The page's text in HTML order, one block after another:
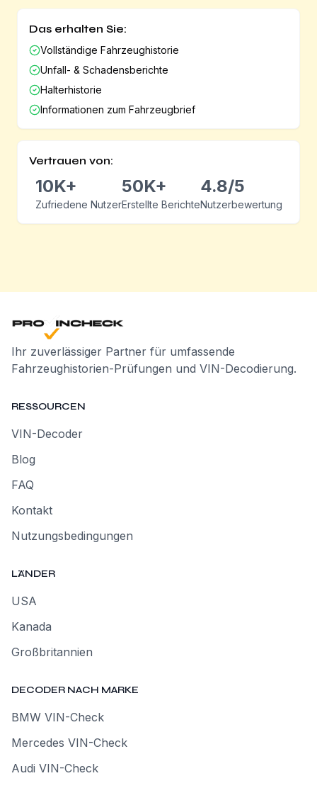
Das erhalten Sie:
Vollständige Fahrzeughistorie
Unfall- & Schadensberichte
Halterhistorie
Informationen zum Fahrzeugbrief
Vertrauen von:
10K+
Zufriedene Nutzer
50K+
Erstellte Berichte
4.8/5
Nutzerbewertung
Ihr zuverlässiger Partner für umfassende
Fahrzeughistorien-Prüfungen und VIN-Decodierung.
RESSOURCEN
VIN-Decoder
Blog
FAQ
Kontakt
Nutzungsbedingungen
LÄNDER
USA
Kanada
Großbritannien
DECODER NACH MARKE
BMW VIN-Check
Mercedes VIN-Check
Audi VIN-Check